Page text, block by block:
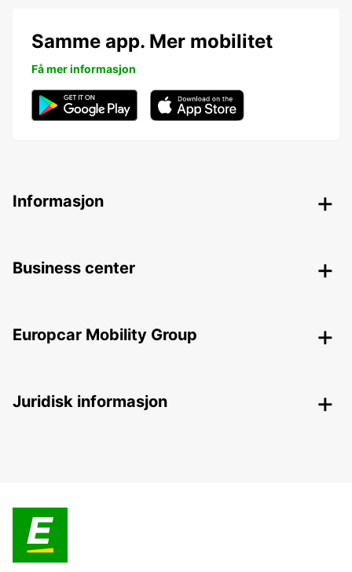
Samme app. Mer mobilitet
Få mer informasjon
Informasjon
Business center
Europcar Mobility Group
Juridisk informasjon